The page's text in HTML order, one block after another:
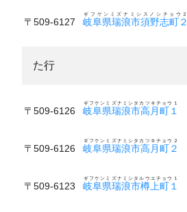
〒509-6127 岐阜県瑞浪市須野志町２
ギフケンミズナミシスノシチョウ２
た行
〒509-6126 岐阜県瑞浪市高月町１
ギフケンミズナミシタカツキチョウ１
〒509-6126 岐阜県瑞浪市高月町２
ギフケンミズナミシタカツキチョウ２
〒509-6123 岐阜県瑞浪市樽上町１
ギフケンミズナミシタルウエチョウ１